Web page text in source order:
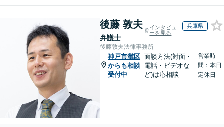
後藤 敦夫
弁護士
インタビュ
ーを見る
兵庫県
後藤敦夫法律事務所
神戸市灘区
からも相談
受付中
面談方法(対面・
電話・ビデオな
ど)は応相談
営業時
間：本日
定休日